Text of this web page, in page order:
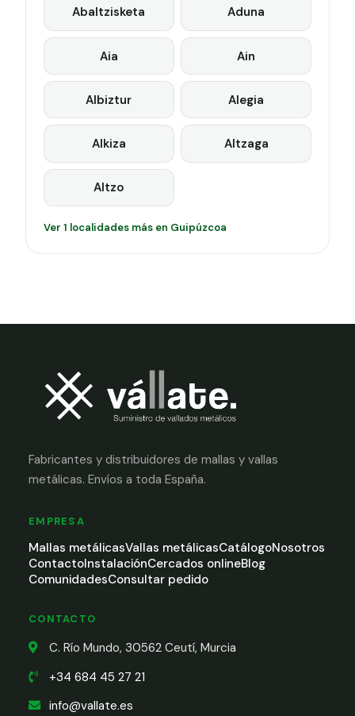
Abaltzisketa Aduna
Aia Ain
Albiztur Alegia
Alkiza Altzaga
Altzo
Ver 1 localidades más en Guipúzcoa
Fabricantes y distribuidores de mallas y vallas
metálicas. Envíos a toda España.
EMPRESA
Mallas metálicasVallas metálicasCatálogoNosotros
ContactoInstalaciónCercados onlineBlog
ComunidadesConsultar pedido
CONTACTO
C. Río Mundo, 30562 Ceutí, Murcia
+34 684 45 27 21
info@vallate.es